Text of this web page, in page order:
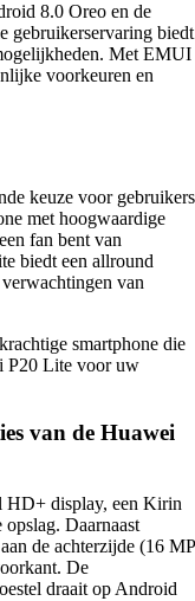
8.0 Oreo en de
gebruikerservaring biedt
Met EMUI
voorkeuren en
keuze voor gebruikers
met hoogwaardige
fan bent van
biedt een allround
van
smartphone die
P20 Lite voor uw
van de Huawei
HD+ display, een Kirin
Daarnaast
de achterzijde (16 MP
De
draait op Android